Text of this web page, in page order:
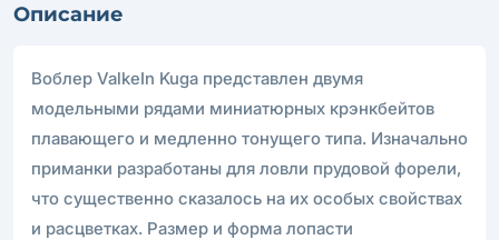
Описание
Воблер ValkeIn Kuga представлен двумя
модельными рядами миниатюрных крэнкбейтов
плавающего и медленно тонущего типа. Изначально
приманки разработаны для ловли прудовой форели,
что существенно сказалось на их особых свойствах
и расцветках. Размер и форма лопасти